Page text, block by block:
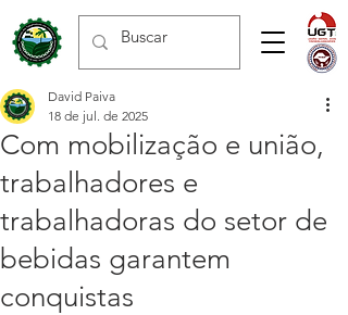
Com mobilização e união,
trabalhadores e
trabalhadoras do setor de
bebidas garantem
conquistas
David Paiva
18 de jul. de 2025